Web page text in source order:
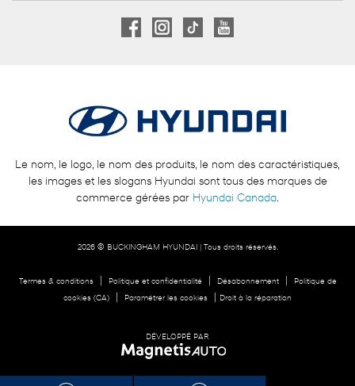
Le nom, le logo, le nom des produits, le nom des caractéristiques,
les images et les slogans Hyundai sont tous des marques de
commerce gérées par Hyundai Canada.
2026 © BUCKINGHAM HYUNDAI | Tous droits réservés.
Termes & conditions| Politique et confidentialité| Désabonnement|
Politique de
cookies (CA)
Paramétrer les cookies Droit à la réparation
DÉVELOPPÉ PAR